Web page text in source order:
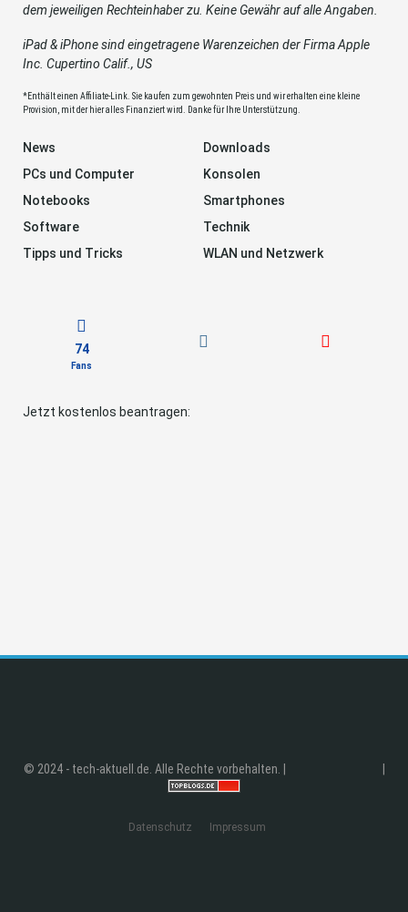
dem jeweiligen Rechteinhaber zu. Keine Gewähr auf alle Angaben.
iPad & iPhone sind eingetragene Warenzeichen der Firma Apple
Inc. Cupertino Calif., US
*Enthält einen Affiliate-Link. Sie kaufen zum gewohnten Preis und wir erhalten eine kleine
Provision, mit der hier alles Finanziert wird. Danke für Ihre Unterstützung.
News
Downloads
PCs und Computer
Konsolen
Notebooks
Smartphones
Software
Technik
Tipps und Tricks
WLAN und Netzwerk
74
Fans
Jetzt kostenlos beantragen:
© 2024 - tech-aktuell.de. Alle Rechte vorbehalten. |
Datenschutz Impressum